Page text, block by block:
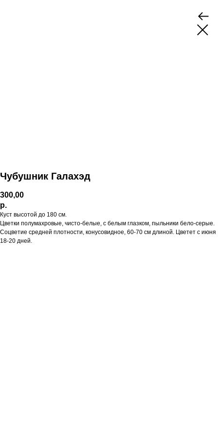
Чубушник Галахэд
300,00
р.
Куст высотой до 180 см.
Цветки полумахровые, чисто-белые, с белым глазком, пыльники бело-серые.
Соцветие средней плотности, конусовидное, 60-70 см длиной. Цветет с июня
18-20 дней.